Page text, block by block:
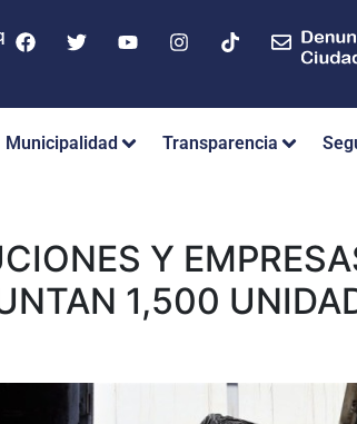
Municipalidad Transparencia
Y
1,500